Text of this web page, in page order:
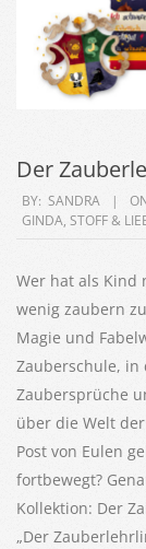
Der
2022-
05-
BY: SANDRA
GINDA, STOFF &
Wer hat als Kind
wenig zaubern
Magie und
Zauberschule, in
Zaubersprüche
über die Welt
Post von Eulen
fortbewegt?
Kollektion: Der
„Der